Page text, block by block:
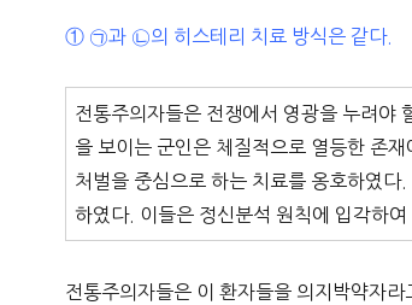
① ㉠과 ㉡의 히스테리 치료 방식은 같다.
전통주의자들은 전쟁에서 영광을 누려야
을 보이는 군인은 체질적으로 열등한 존
처벌을 중심으로 하는 치료를 옹호하였
하였다. 이들은 정신분석 원칙에 입각하
전통주의자들은 이 환자들을 의지박약자